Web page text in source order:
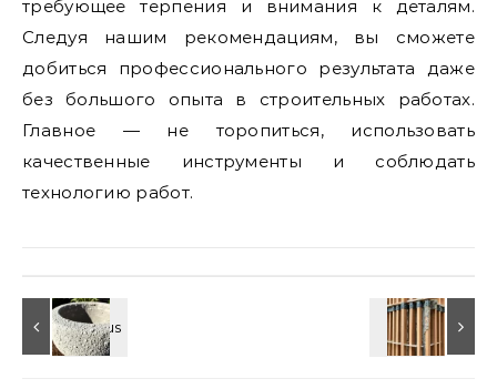
требующее терпения и внимания к деталям.
Следуя нашим рекомендациям, вы сможете
добиться профессионального результата даже
без большого опыта в строительных работах.
Главное — не торопиться, использовать
качественные инструменты и соблюдать
технологию работ.